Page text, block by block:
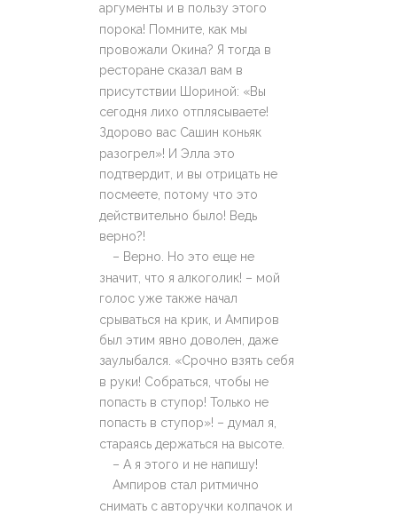
аргументы и в пользу этого
порока! Помните, как мы
провожали Окина? Я тогда в
ресторане сказал вам в
присутствии Шориной: «Вы
сегодня лихо отплясываете!
Здорово вас Сашин коньяк
разогрел»! И Элла это
подтвердит, и вы отрицать не
посмеете, потому что это
действительно было! Ведь
верно?!
– Верно. Но это еще не
значит, что я алкоголик! – мой
голос уже также начал
срываться на крик, и Ампиров
был этим явно доволен, даже
заулыбался. «Срочно взять себя
в руки! Собраться, чтобы не
попасть в ступор! Только не
попасть в ступор»! – думал я,
стараясь держаться на высоте.
– А я этого и не напишу!
Ампиров стал ритмично
снимать с авторучки колпачок и